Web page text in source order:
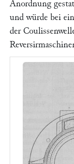
Anordnung
und würde bei
der